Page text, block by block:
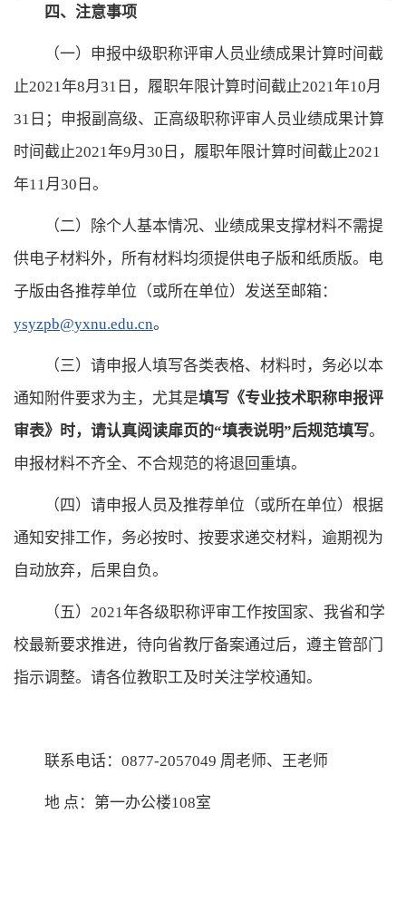
四、注意事项
（一）
申报中级职称评审人员业绩成果计算时间截
止2021年8月31日，履职年限计算时间截止2021年10月
31日；
申报副高级、正高级职称评审人员业绩成果计算
时间截止2021年9月30日，履职年限计算时间截止2021
年11月30日。
（二）除个人基本情况、业绩成果支撑材料不需提
供电子材料外，所有材料均须提供电子版和纸质版。电
子版由各推荐单位（或所在单位）发送至邮箱：
ysyzpb@yxnu.edu.cn。
（三） 请申报人填写各类表格、材料时，务必以本
通知附件要求为主 ，尤其是填写《专业技术职称申报评
审表》时，请认真阅读扉页的“填表说明”后规范填写。
申报材料不齐全、不合规范的将退回重填。
（四）请申报人员及推荐单位（或所在单位） 根据
通知安排工作， 务必按时、按要求递交材料，逾期视为
自动放弃，后果自负。
（五） 2021年各级职称评审工作按国家、我省和学
校最新要求推进，待向省教厅备案通过后，遵主管部门
指示调整。请各位教职工及时关注学校通知。
联系电话： 0877-2057049 周老师、王老师
地 点：第一办公楼108室